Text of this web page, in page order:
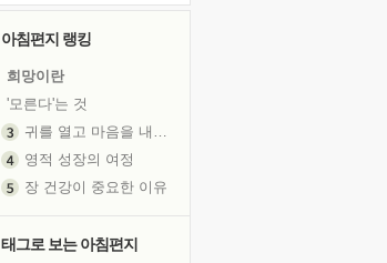
아침편지 랭킹
희망이란
'모른다'는 것
귀를 열고 마음을 내어주고
영적 성장의 여정
장 건강이 중요한 이유
흙이 된 몸으로 출근하는 여자
태그로 보는 아침편지